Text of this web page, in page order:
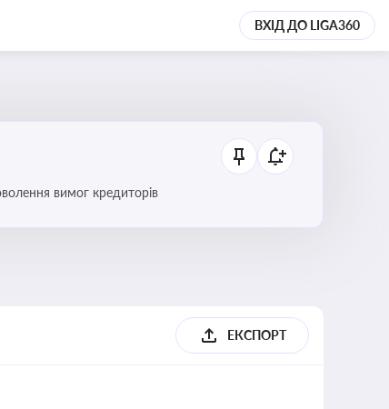
ВХІД ДО LIGA360
вимог кредиторів
ЕКСПОРТ